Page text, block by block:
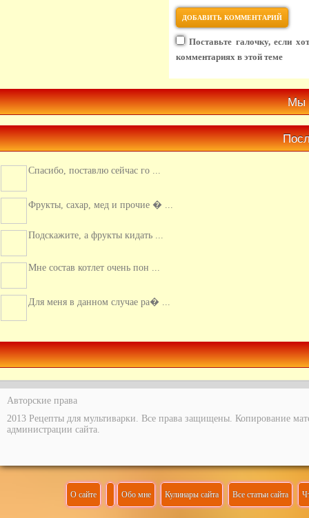
Поставьте галочку, если
комментариях в этой теме
Мы
Фрукты, сахар, мед и прочие � ...
Подскажите, а фрукты кидать ...
Мне состав котлет очень пон ...
Для меня в данном случае ра� ...
Только раз рискнула пригот� ...
Авторские права
2013 Рецепты для мультиварки. Все права защищены. Копирование
администрации сайта.
О сайте Обо мне Кулинары сайта Все статьи сайта